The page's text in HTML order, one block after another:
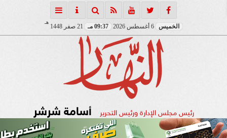
الخميس 09:37 مـ 21 صفر 1448
هـ
رئيس مجلس الإدارة ورئيس التحرير أسامة شرشر